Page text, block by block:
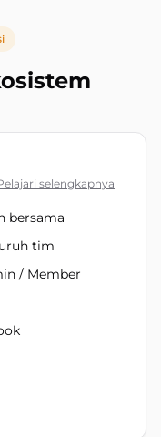
selengkapnya
bersama
tim
/ Member